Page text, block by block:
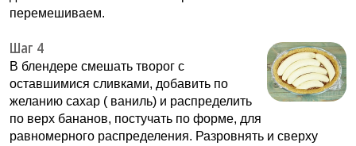
перемешиваем.
Шаг 4
В блендере смешать творог с
оставшимися сливками, добавить по
желанию сахар ( ваниль) и распределить
по верх бананов, постучать по форме, для
равномерного распределения. Разровнять и сверху